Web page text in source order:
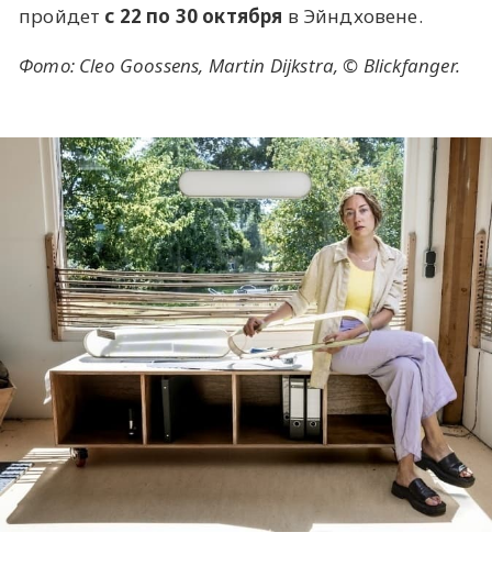
пройдет с 22 по 30 октября в Эйндховене.
Фото: Cleo Goossens, Martin Dijkstra, © Blickfanger.